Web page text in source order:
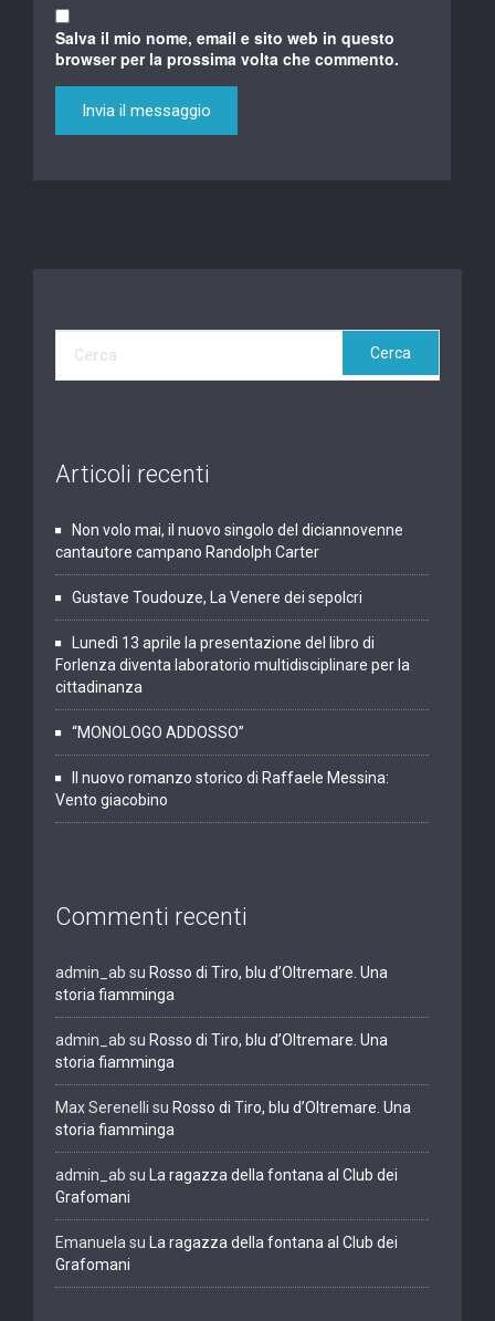
Salva il mio nome, email e sito web in questo
browser per la prossima volta che commento.
Articoli recenti
Non volo mai, il nuovo singolo del diciannovenne
cantautore campano Randolph Carter
Gustave Toudouze, La Venere dei sepolcri
Lunedì 13 aprile la presentazione del libro di
Forlenza diventa laboratorio multidisciplinare per la
cittadinanza
“MONOLOGO ADDOSSO”
Il nuovo romanzo storico di Raffaele Messina:
Vento giacobino
Commenti recenti
admin_ab su Rosso di Tiro, blu d’Oltremare. Una
storia fiamminga
admin_ab su Rosso di Tiro, blu d’Oltremare. Una
storia fiamminga
Max Serenelli su Rosso di Tiro, blu d’Oltremare. Una
storia fiamminga
admin_ab su
La ragazza della fontana al Club dei
Grafomani
Emanuela su
La ragazza della fontana al Club dei
Grafomani